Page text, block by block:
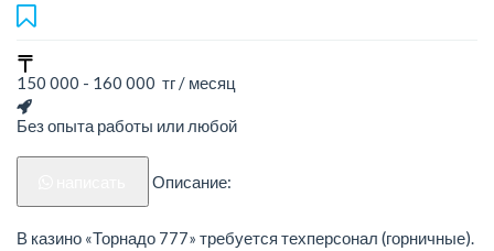
150 000 - 160 000 тг / месяц
Без опыта работы или любой
Описание:
В казино «Торнадо 777» требуется техперсонал (горничные).